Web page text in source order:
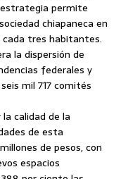
permite
chiapaneca en
tres habitantes.
la dispersión de
federales y
mil 717 comités
calidad de la
de esta
de pesos, con
espacios